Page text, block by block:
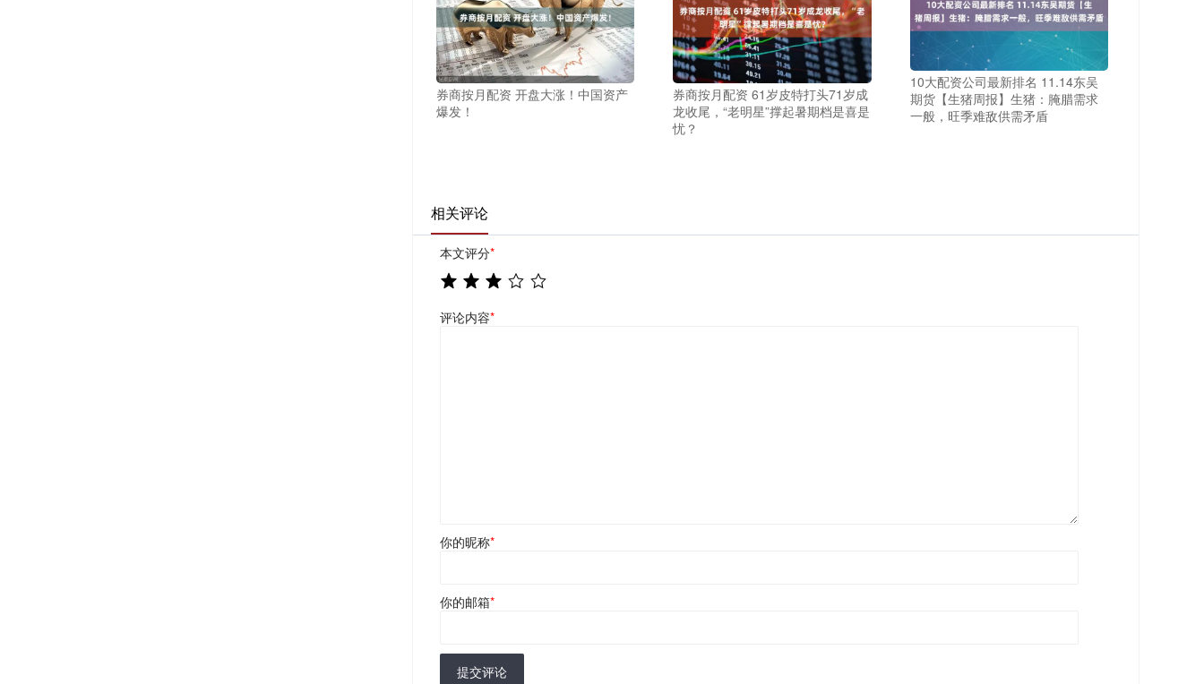
券商按月配资 开盘大涨！中国资产
爆发！
券商按月配资 61岁皮特打头71岁成
龙收尾，“老明星”撑起暑期档是喜是
忧？
10大配资公司最新排名 11.14东吴
期货【生猪周报】生猪：腌腊需求
一般，旺季难敌供需矛盾
相关评论
本文评分*
评论内容*
你的昵称*
你的邮箱*
提交评论